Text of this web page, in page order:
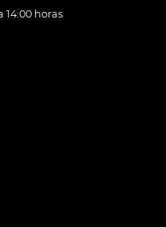
14:00 horas